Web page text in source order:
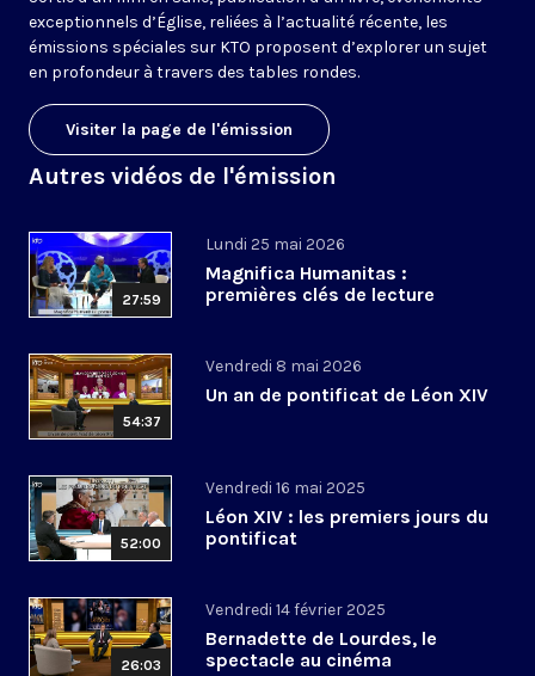
exceptionnels d’Église, reliées à l’actualité récente, les
émissions spéciales sur KTO proposent d’explorer un sujet
en profondeur à travers des tables rondes.
Visiter la page de l'émission
Autres vidéos de l'émission
27:59
Lundi 25 mai 2026
Magnifica Humanitas :
premières clés de lecture
54:37
Vendredi 8 mai 2026
Un an de pontificat de Léon XIV
52:00
Vendredi 16 mai 2025
Léon XIV : les premiers jours du
pontificat
26:03
Vendredi 14 février 2025
Bernadette de Lourdes, le
spectacle au cinéma